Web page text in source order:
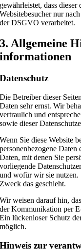
gewährleistet, dass dieser
Websitebesucher nur
der DSGVO verarbeitet.
3. Allgemeine
informationen
Datenschutz
Die Betreiber dieser
Daten sehr ernst. Wir
vertraulich und
sowie dieser
Wenn Sie diese Website
personenbezogene Daten
Daten, mit denen Sie
vorliegende
und wofür wir sie nutzen.
Zweck das geschieht.
Wir weisen darauf hin,
der Kommunikation per
Ein lückenloser Schutz
möglich.
Hinweis zur